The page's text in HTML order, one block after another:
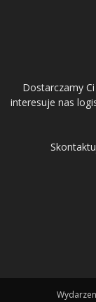
Dostarczamy
interesuje nas